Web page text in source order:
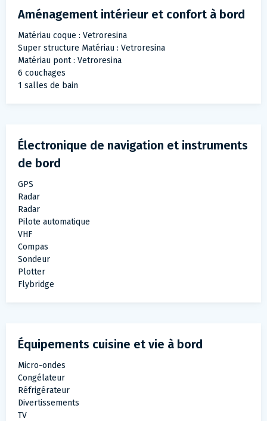
Aménagement intérieur et confort à bord
Matériau coque : Vetroresina
Super structure Matériau : Vetroresina
Matériau pont : Vetroresina
6 couchages
1 salles de bain
Électronique de navigation et instruments
de bord
GPS
Radar
Radar
Pilote automatique
VHF
Compas
Sondeur
Plotter
Flybridge
Équipements cuisine et vie à bord
Micro-ondes
Congélateur
Réfrigérateur
Divertissements
TV